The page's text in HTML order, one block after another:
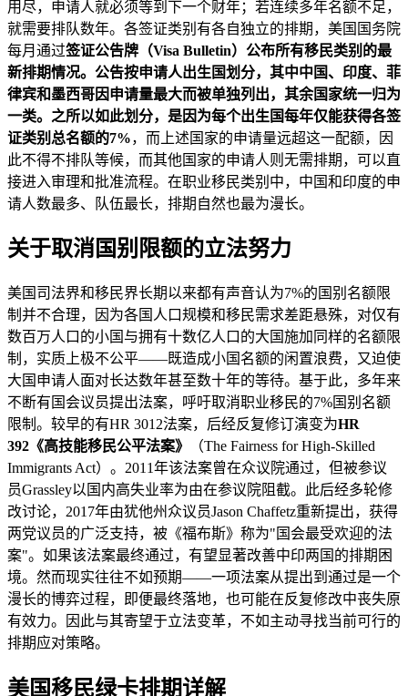
用尽，申请人就必须等到下一个财年；若连续多年名额不足，
就需要排队数年。各签证类别有各自独立的排期，美国国务院
每月通过签证公告牌（Visa Bulletin） 公布所有移民类别的最
新排期情况。公告按申请人出生国划分，其中中国、印度、菲
律宾和墨西哥因申请量最大而被单独列出，其余国家统一归为
一类。之所以如此划分，是因为每个出生国每年仅能获得各签
证类别总名额的7%，而上述国家的申请量远超这一配额，因
此不得不排队等候，而其他国家的申请人则无需排期，可以直
接进入审理和批准流程。在职业移民类别中，中国和印度的申
请人数最多、队伍最长，排期自然也最为漫长。
关于取消国别限额的立法努力
美国司法界和移民界长期以来都有声音认为7%的国别名额限
制并不合理，因为各国人口规模和移民需求差距悬殊，对仅有
数百万人口的小国与拥有十数亿人口的大国施加同样的名额限
制，实质上极不公平——既造成小国名额的闲置浪费，又迫使
大国申请人面对长达数年甚至数十年的等待。基于此，多年来
不断有国会议员提出法案，呼吁取消职业移民的7%国别名额
限制。较早的有HR 3012法案，后经反复修订演变为HR
392《高技能移民公平法案》
（The Fairness for High-Skilled
Immigrants Act）。2011年该法案曾在众议院通过，但被参议
员Grassley以国内高失业率为由在参议院阻截。此后经多轮修
改讨论，2017年由犹他州众议员Jason Chaffetz重新提出，获得
两党议员的广泛支持，被《福布斯》称为"国会最受欢迎的法
案"。如果该法案最终通过，有望显著改善中印两国的排期困
境。然而现实往往不如预期——一项法案从提出到通过是一个
漫长的博弈过程，即便最终落地，也可能在反复修改中丧失原
有效力。因此与其寄望于立法变革，不如主动寻找当前可行的
排期应对策略。
美国移民绿卡排期详解